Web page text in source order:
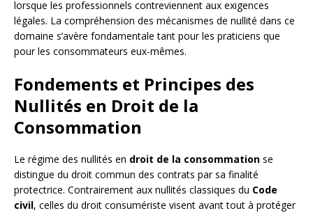
lorsque les professionnels contreviennent aux exigences
légales. La compréhension des mécanismes de nullité dans ce
domaine s’avère fondamentale tant pour les praticiens que
pour les consommateurs eux-mêmes.
Fondements et Principes des
Nullités en Droit de la
Consommation
Le régime des nullités en droit de la consommation se
distingue du droit commun des contrats par sa finalité
protectrice. Contrairement aux nullités classiques du Code
civil, celles du droit consumériste visent avant tout à protéger